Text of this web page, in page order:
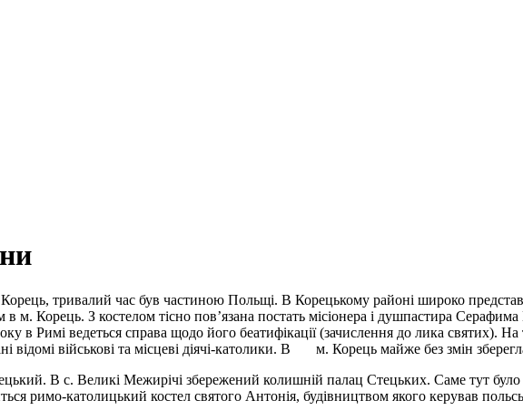
тривалий час був частиною Польщі. В Корецькому районі широко
м. Корець. З костелом тісно пов’язана постать місіонера і душпастира
в Римі ведеться справа щодо його беатифікації (зачислення до лика святих). На
військові та місцеві діячі-католики. В м. Корець майже без змін
В с. Великі Межирічі збережений колишній палац Стецьких. Саме тут
римо-католицький костел святого Антонія, будівництвом якого керував